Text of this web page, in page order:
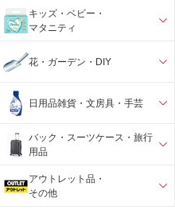
キッズ・ベビー・
マタニティ
花・ガーデン・DIY
日用品雑貨・文房具・手芸
バック・スーツケース・旅行
用品
アウトレット品・
その他